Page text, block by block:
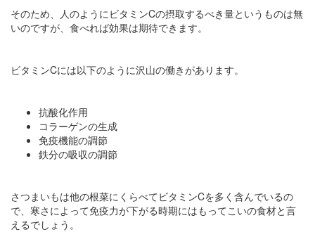
そのため、人のようにビタミンCの摂取するべき量というものは無
いのですが、食べれば効果は期待できます。
ビタミンCには以下のように沢山の働きがあります。
抗酸化作用
コラーゲンの生成
免疫機能の調節
鉄分の吸収の調節
さつまいもは他の根菜にくらべてビタミンCを多く含んでいるの
で、寒さによって免疫力が下がる時期にはもってこいの食材と言
えるでしょう。